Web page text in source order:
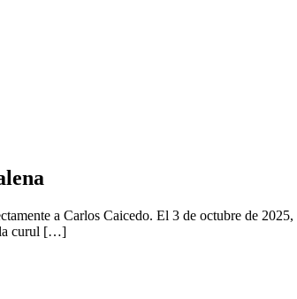
a Carlos Caicedo. El 3 de octubre de
la curul […]